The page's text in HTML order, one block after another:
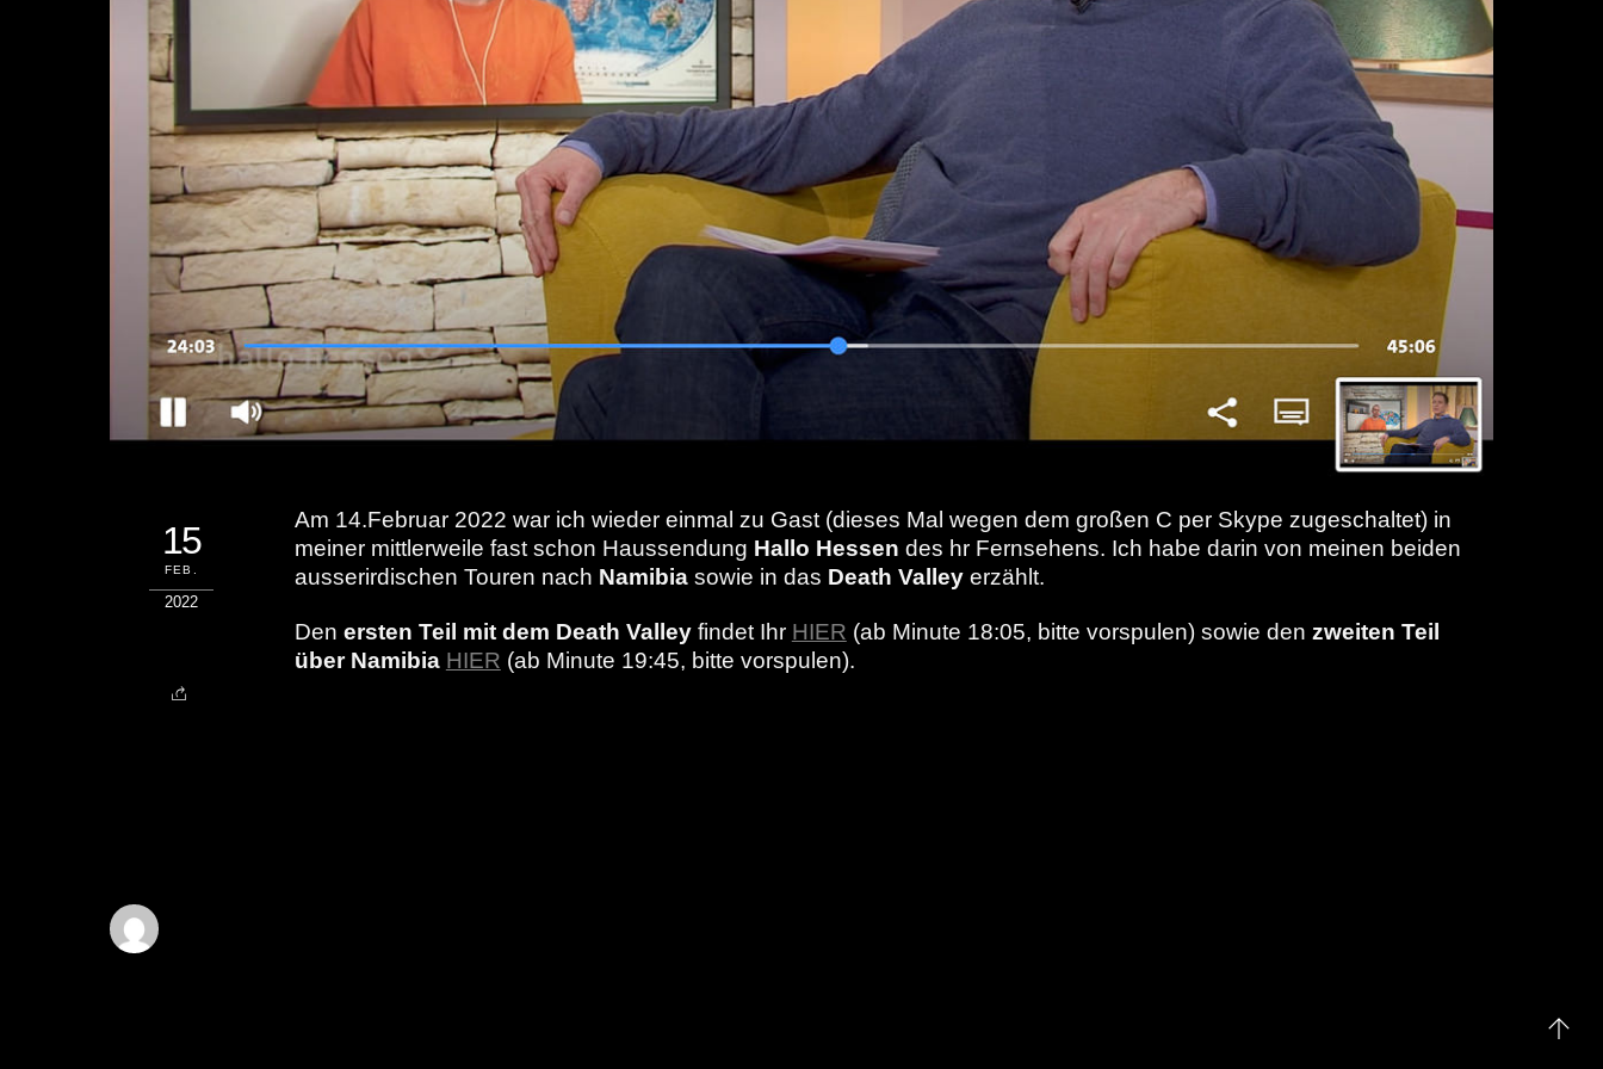
15
FEB.
2022
Am 14.Februar 2022 war ich wieder einmal zu Gast (dieses Mal wegen dem großen C per Skype zugeschaltet) in
meiner mittlerweile fast schon Haussendung Hallo Hessen des hr Fernsehens. Ich habe darin von meinen beiden
ausserirdischen Touren nach Namibiasowie in das Death Valleyerzählt.
Den ersten Teil mit dem Death Valleyfindet Ihr HIER (ab Minute 18:05, bitte vorspulen) sowie den zweiten Teil
über Namibia HIER (ab Minute 19:45, bitte vorspulen).